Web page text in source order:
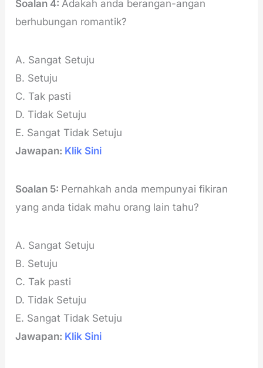
Soalan 4:Adakah anda berangan-angan
berhubungan romantik?
A. Sangat Setuju
B. Setuju
C. Tak pasti
D. Tidak Setuju
E. Sangat Tidak Setuju
Jawapan: Klik Sini
Soalan 5: Pernahkah anda mempunyai fikiran
yang anda tidak mahu orang lain tahu?
A. Sangat Setuju
B. Setuju
C. Tak pasti
D. Tidak Setuju
E. Sangat Tidak Setuju
Jawapan: Klik Sini